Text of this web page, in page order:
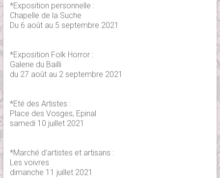
*Exposition personnelle :
Chapelle de la Suche
Du 6 août au 5 septembre 2021
*Exposition Folk Horror :
Galerie du Bailli
du 27 août au 2 septembre 2021
*Eté des Artistes :
Place des Vosges, Epinal
samedi 10 juillet 2021
*Marché d'artistes et artisans :
Les voivres
dimanche 11 juillet 2021